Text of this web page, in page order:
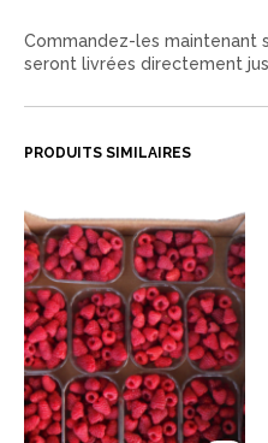
Commandez-les maintenant
seront livrées directement
PRODUITS SIMILAIRES